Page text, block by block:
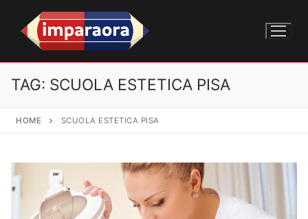
TAG: SCUOLA ESTETICA PISA
HOME SCUOLA ESTETICA PISA